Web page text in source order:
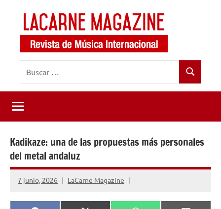
contenido
LaCarne
Magazine
de
música
internacional
Buscar
Kadikaze: una de las propuestas más personales
del metal andaluz
7 junio, 2026 LaCarne Magazine